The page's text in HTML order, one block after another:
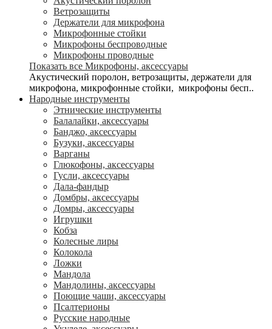
Ветрозащиты
Держатели для микрофона
Микрофонные стойки
Микрофоны беспроводные
Микрофоны проводные
Показать все Микрофоны, аксессуары
Акустический поролон, ветрозащиты, держатели для
микрофона, микрофонные стойки, микрофоны бесп..
Народные инструменты
Этнические инструменты
Балалайки, аксессуары
Банджо, аксессуары
Бузуки, аксессуары
Варганы
Глюкофоны, аксессуары
Гусли, аксессуары
Дала-фандыр
Домбры, аксессуары
Домры, аксессуары
Игрушки
Кобза
Колесные лиры
Колокола
Ложки
Мандола
Мандолины, аксессуары
Поющие чаши, аксессуары
Псалтерионы
Русские народные